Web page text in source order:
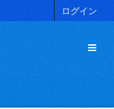
ログイン